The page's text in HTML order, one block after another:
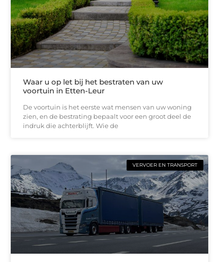
Waar u op let bij het bestraten van uw
voortuin in Etten-Leur
De voortuin is het eerste wat mensen van uw woning
zien, en de bestrating bepaalt voor een groot deel de
indruk die achterblijft. Wie de
VERVOER EN TRANSPORT